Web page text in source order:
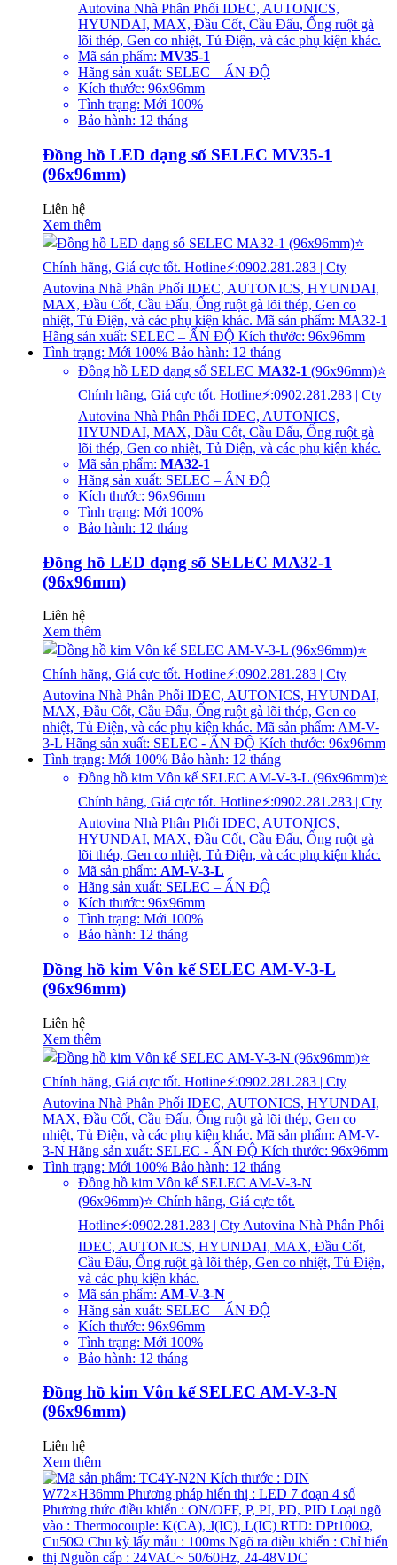
Autovina Nhà Phân Phối IDEC, AUTONICS,
HYUNDAI, MAX, Đầu Cốt, Cầu Đấu, Ống ruột gà
lõi thép, Gen co nhiệt, Tủ Điện, và các phụ kiện khác.
Mã sản phẩm: MV35-1
Hãng sản xuất: SELEC – ẤN ĐỘ
Kích thước: 96x96mm
Tình trạng: Mới 100%
Bảo hành: 12 tháng
Đồng hồ LED dạng số SELEC MV35-1
(96x96mm)
Liên hệ
Xem thêm
Đồng hồ LED dạng số SELEC MA32-1 (96x96mm)⭐
Chính hãng, Giá cực tốt. Hotline⚡:0902.281.283 | Cty
Autovina Nhà Phân Phối IDEC, AUTONICS,
HYUNDAI, MAX, Đầu Cốt, Cầu Đấu, Ống ruột gà
lõi thép, Gen co nhiệt, Tủ Điện, và các phụ kiện khác.
Mã sản phẩm: MA32-1
Hãng sản xuất: SELEC – ẤN ĐỘ
Kích thước: 96x96mm
Tình trạng: Mới 100%
Bảo hành: 12 tháng
Đồng hồ LED dạng số SELEC MA32-1
(96x96mm)
Liên hệ
Xem thêm
Đồng hồ kim Vôn kế SELEC AM-V-3-L (96x96mm)⭐
Chính hãng, Giá cực tốt. Hotline⚡:0902.281.283 | Cty
Autovina Nhà Phân Phối IDEC, AUTONICS,
HYUNDAI, MAX, Đầu Cốt, Cầu Đấu, Ống ruột gà
lõi thép, Gen co nhiệt, Tủ Điện, và các phụ kiện khác.
Mã sản phẩm: AM-V-3-L
Hãng sản xuất: SELEC – ẤN ĐỘ
Kích thước: 96x96mm
Tình trạng: Mới 100%
Bảo hành: 12 tháng
Đồng hồ kim Vôn kế SELEC AM-V-3-L
(96x96mm)
Liên hệ
Xem thêm
Đồng hồ kim Vôn kế SELEC AM-V-3-N
(96x96mm)⭐ Chính hãng, Giá cực tốt.
Hotline⚡:0902.281.283 | Cty Autovina Nhà Phân Phối
IDEC, AUTONICS, HYUNDAI, MAX, Đầu Cốt,
Cầu Đấu, Ống ruột gà lõi thép, Gen co nhiệt, Tủ Điện,
và các phụ kiện khác.
Mã sản phẩm: AM-V-3-N
Hãng sản xuất: SELEC – ẤN ĐỘ
Kích thước: 96x96mm
Tình trạng: Mới 100%
Bảo hành: 12 tháng
Đồng hồ kim Vôn kế SELEC AM-V-3-N
(96x96mm)
Liên hệ
Xem thêm